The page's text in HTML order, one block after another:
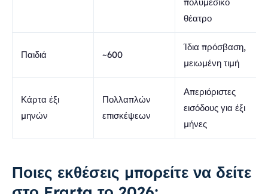
πολυμεσικό
θέατρο
Παιδιά ~600
Ίδια πρόσβαση,
μειωμένη τιμή
Κάρτα έξι
μηνών
Πολλαπλών
επισκέψεων
Απεριόριστες
εισόδους για έξι
μήνες
Ποιες εκθέσεις μπορείτε να δείτε